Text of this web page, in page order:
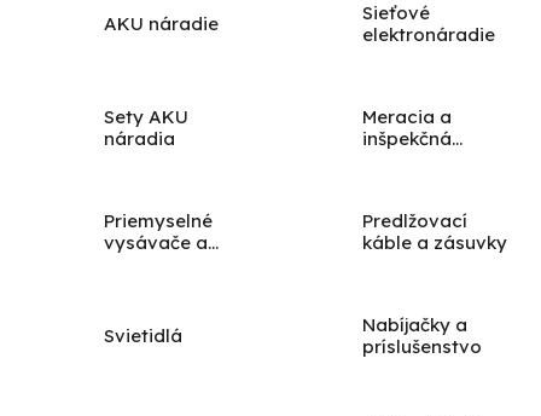
AKU náradie
Sieťové
elektronáradie
Sety AKU
náradia
Meracia a
inšpekčná
Priemyselné
vysávače a
Predlžovací
káble a zásuvky
Svietidlá
Nabíjačky a
príslušenstvo